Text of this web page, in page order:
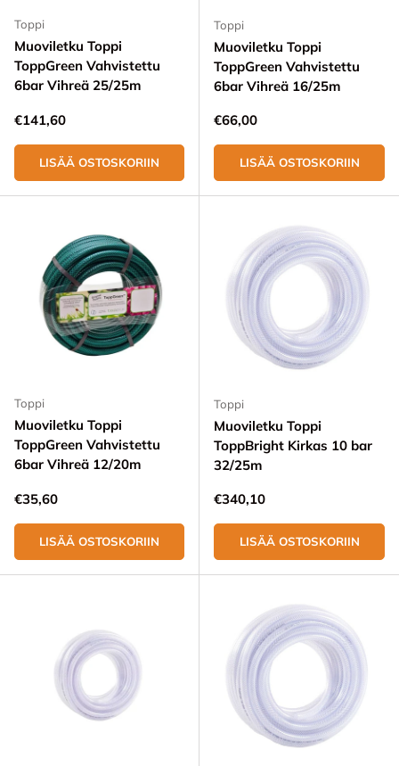
Toppi
Muoviletku Toppi
ToppGreen Vahvistettu
6bar Vihreä 25/25m
Normaali hinta
€141,60
LISÄÄ OSTOSKORIIN
Toppi
Muoviletku Toppi
ToppGreen Vahvistettu
6bar Vihreä 16/25m
Normaali hinta
€66,00
LISÄÄ OSTOSKORIIN
Toppi
Muoviletku Toppi
ToppGreen Vahvistettu
6bar Vihreä 12/20m
Normaali hinta
€35,60
LISÄÄ OSTOSKORIIN
Toppi
Muoviletku Toppi
ToppBright Kirkas 10 bar
32/25m
Normaali hinta
€340,10
LISÄÄ OSTOSKORIIN